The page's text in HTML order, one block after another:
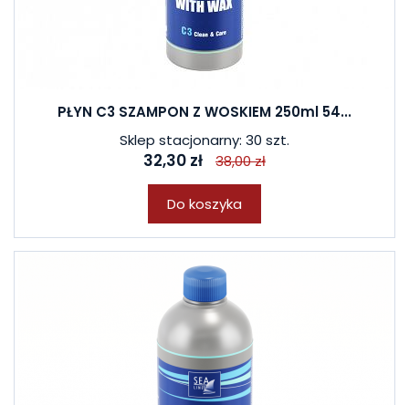
PŁYN C3 SZAMPON Z WOSKIEM 250ml 54...
Sklep stacjonarny: 30 szt.
32,30 zł 38,00 zł
Do koszyka